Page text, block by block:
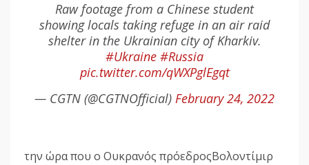
Raw footage from a Chinese student
showing locals taking refuge in an air raid
shelter in the Ukrainian city of Kharkiv.
#Ukraine #Russia
pic.twitter.com/qWXPglEgqt
— CGTN (@CGTNOfficial) February 24, 2022
την ώρα που ο Ουκρανός πρόεδροςΒολοντίμιρ